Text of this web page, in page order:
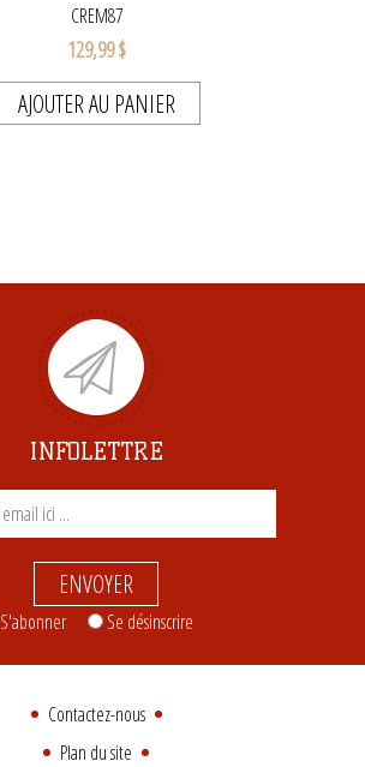
CREM87
129,99 $
AJOUTER AU PANIER
INFOLETTRE
ENVOYER
S'abonner Se désinscrire
Contactez-nous
Plan du site